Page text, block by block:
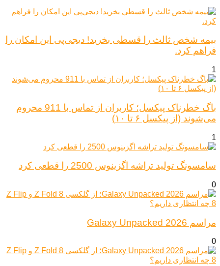
بیمه شخص ثالث را قسطی بخرید! دیجی‌پی این امکان را
فراهم کرد.
1
باگ خطرناک پیکسل؛ کاربران از تماس با 911 محروم
می‌شوند (از پیکسل ۶ تا ۱۰)
1
سامسونگ تولید تراشه اگزینوس 2500 را قطعی کرد
0
مراسم Galaxy Unpacked 2026
0